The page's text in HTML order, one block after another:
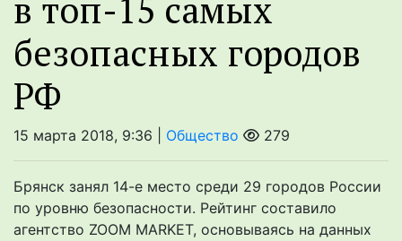
в топ-15 самых
безопасных городов
РФ
15 марта 2018, 9:36 | Общество 279
Брянск занял 14-е место среди 29 городов России
по уровню безопасности. Рейтинг составило
агентство ZOOM MARKET, основываясь на данных